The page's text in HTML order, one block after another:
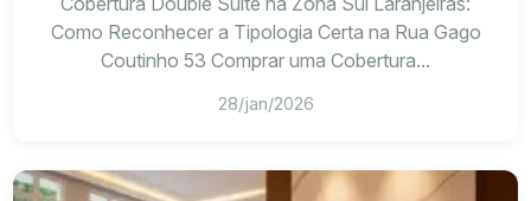
unidades com vagas
condições comerciais
apresentação personalizada
Como Reconhecer a Tipologia Certa na Rua Gago
Coutinho 53 Comprar uma Cobertura...
28/jan/2026